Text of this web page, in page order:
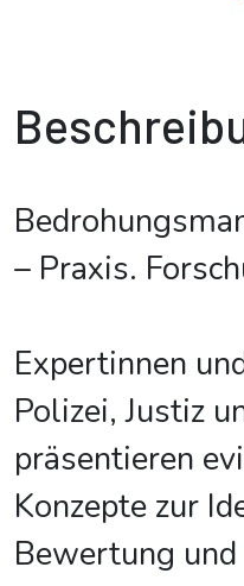
– Praxis.
Expertinnen
Polizei, Justiz
präsentieren
Konzepte zur
Bewertung